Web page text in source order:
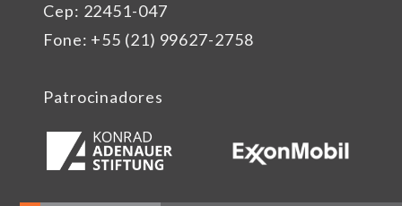
Cep: 22451-047
Fone: +55 (21) 99627-2758
Patrocinadores